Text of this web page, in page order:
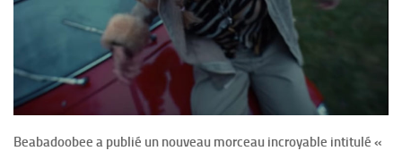
Beabadoobee a publié un nouveau morceau incroyable intitulé «